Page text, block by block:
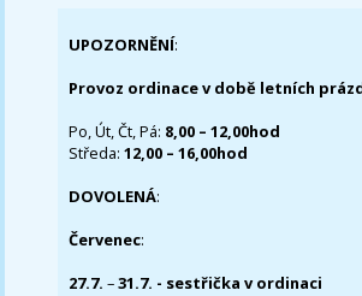
UPOZORNĚNÍ:
Provoz ordinace v době letních
Po, Út, Čt, Pá: 8,00 – 12,00hod
Středa:12,00 – 16,00hod
DOVOLENÁ:
Červenec:
27.7.–31.7. - sestřička v ordinaci